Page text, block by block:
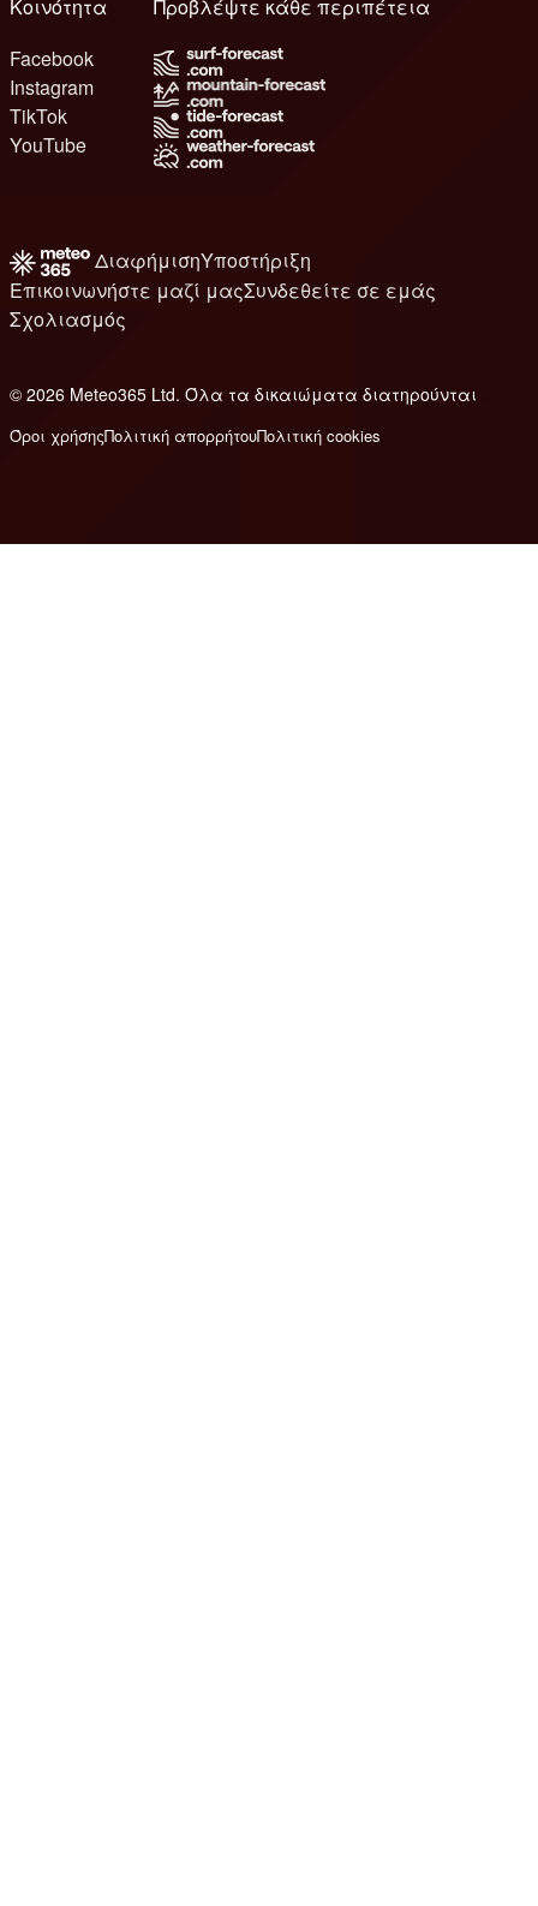
Κοινότητα
Facebook
Instagram
TikTok
YouTube
Προβλέψτε κάθε περιπέτεια
ΔιαφήμισηΥποστήριξη
Επικοινωνήστε μαζί μαςΣυνδεθείτε σε εμάς
Σχολιασμός
© 2026 Meteo365 Ltd. Όλα τα δικαιώματα διατηρούνται
Όροι χρήσηςΠολιτική απορρήτουΠολιτική cookies